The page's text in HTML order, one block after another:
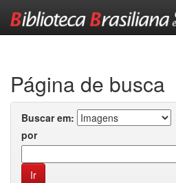
Página de busca
Buscar em:
por